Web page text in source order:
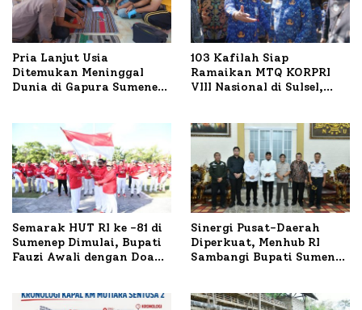
Pria Lanjut Usia
Ditemukan Meninggal
Dunia di Gapura Sumenep,
103 Kafilah Siap
Ramaikan MTQ KORPRI
VIII Nasional di Sulsel,
Semarak HUT RI ke -81 di
Sumenep Dimulai, Bupati
Fauzi Awali dengan Doa
Sinergi Pusat-Daerah
Diperkuat, Menhub RI
Sambangi Bupati Sumenep